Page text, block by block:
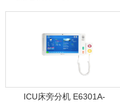
ICU床旁分机 E6301A-